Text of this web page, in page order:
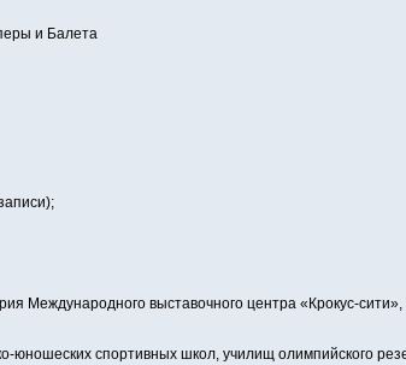
и Балета
Международного выставочного центра «Крокус-
юношеских спортивных школ, училищ олимпийского